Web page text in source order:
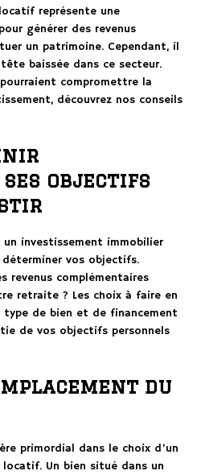
représente une
générer des revenus
un patrimoine. Cependant, il
baissée dans ce secteur.
compromettre la
découvrez nos conseils
objectifs
investissement immobilier
vos objectifs.
revenus complémentaires
retraite ? Les choix à faire en
de bien et de financement
de vos objectifs personnels
du
primordial dans le choix d’un
Un bien situé dans un